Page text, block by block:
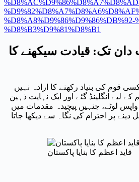
%D8%B3%D9%81%D8%B1
تک: قیادت سیکھنے کا
قوم کی بنیاد رکھنے کا ارادہ نہیں
کے لیے انگلینڈ گئے اور ایک نہایت ذہین
واپس لوٹے، جنہیں پیچیدہ مقدمات میں
پر احترام کی نگاہ سے دیکھا جاتا
قاید اعظم کا بنایا پاکستان